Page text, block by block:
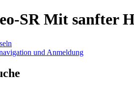
Mit sanfter
und Anmeldung